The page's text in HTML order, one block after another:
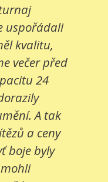
uspořádali
kvalitu,
večer před
24
A tak
a ceny
boje byly